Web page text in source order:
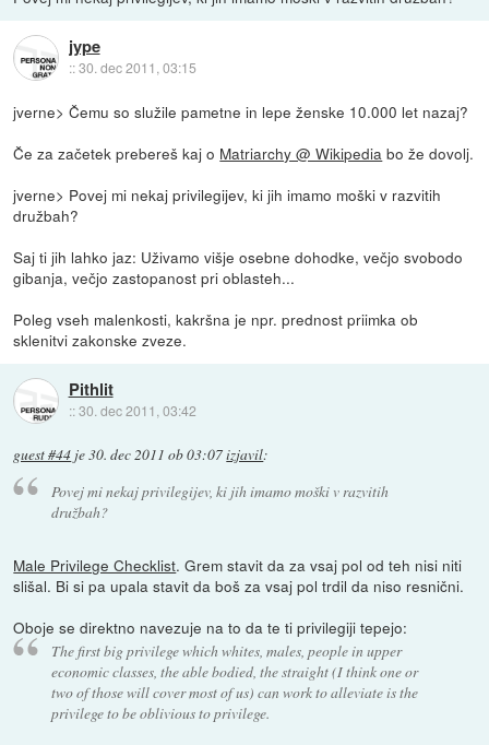
jype
::30. dec 2011, 03:15
jverne> Čemu so služile pametne in lepe ženske 10.000 let nazaj?
Če za začetek prebereš kaj o Matriarchy @ Wikipedia bo že dovolj.
jverne> Povej mi nekaj privilegijev, ki jih imamo moški v razvitih
družbah?
Saj ti jih lahko jaz: Uživamo višje osebne dohodke, večjo svobodo
gibanja, večjo zastopanost pri oblasteh...
Poleg vseh malenkosti, kakršna je npr. prednost priimka ob
sklenitvi zakonske zveze.
Pithlit
::30. dec 2011, 03:42
guest #44 je30. dec 2011 ob 03:07izjavil:
Povej mi nekaj privilegijev, ki jih imamo moški v razvitih
družbah?
Male Privilege Checklist. Grem stavit da za vsaj pol od teh nisi niti
slišal. Bi si pa upala stavit da boš za vsaj pol trdil da niso resnični.
Oboje se direktno navezuje na to da te ti privilegiji tepejo:
The first big privilege which whites, males, people in upper
economic classes, the able bodied, the straight (I think one or
two of those will cover most of us) can work to alleviate is the
privilege to be oblivious to privilege.